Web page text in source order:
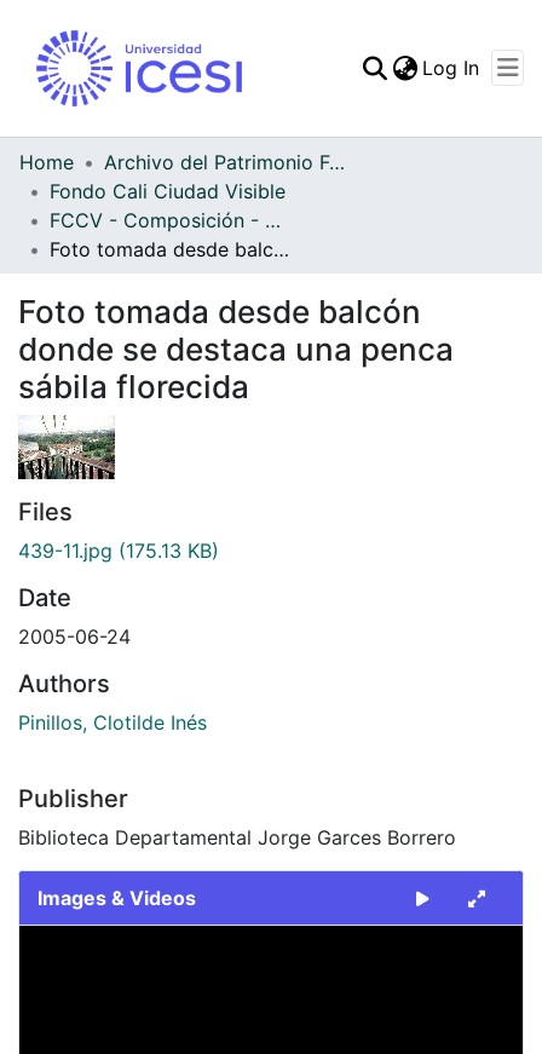
Log In
Home
Archivo del Patrimonio Fotográfico y Fílmico del Valle del Cauca
Fondo Cali Ciudad Visible
FCCV - Composición - Patrimonial
Foto tomada desde balcón donde se destaca una penca sábila florecida
Foto tomada desde balcón
donde se destaca una penca
sábila florecida
Files
439-11.jpg (175.13 KB)
Date
2005-06-24
Authors
Pinillos, Clotilde Inés
Publisher
Biblioteca Departamental Jorge Garces Borrero
Images & Videos